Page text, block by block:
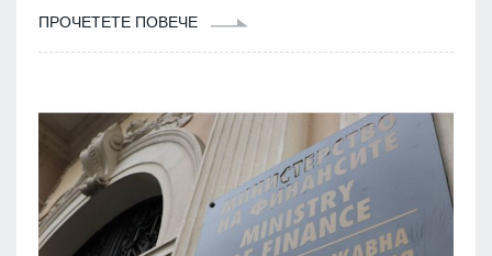
ПРОЧЕТЕТЕ ПОВЕЧЕ